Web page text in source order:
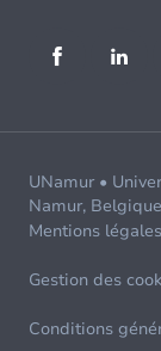
UNamur •
Namur, Belgique
Mentions légales
Gestion des
Conditions